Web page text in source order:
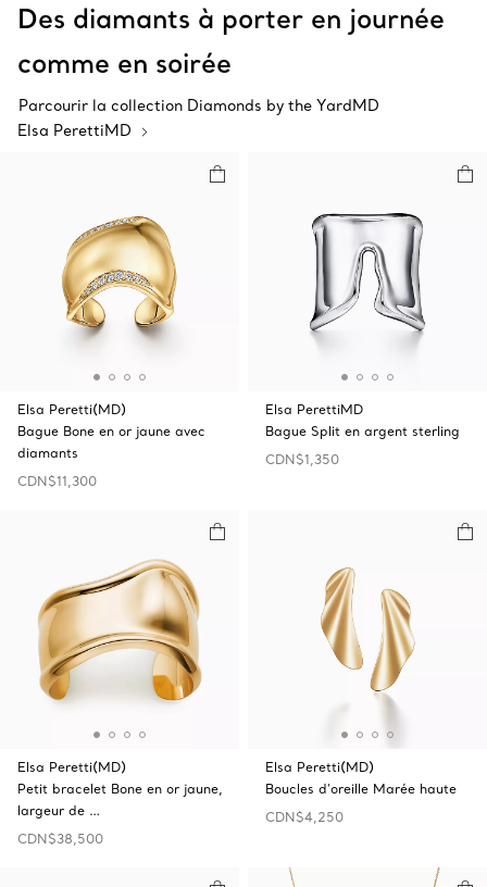
Des diamants à porter en journée
comme en soirée
Parcourir la collection Diamonds by the YardMD
Elsa PerettiMD
Elsa Peretti(MD)
Bague Bone en or jaune avec
diamants
CDN$11,300
Elsa PerettiMD
Bague Split en argent sterling
CDN$1,350
Elsa Peretti(MD)
Petit bracelet Bone en or jaune,
largeur de …
CDN$38,500
Elsa Peretti(MD)
Boucles d’oreille Marée haute
CDN$4,250